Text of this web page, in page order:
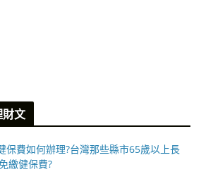
文
保費如何辦理?台灣那些縣市65歲以上長
繳健保費?